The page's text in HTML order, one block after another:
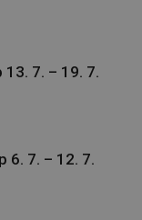
7. – 19. 7.
6. 7. – 12. 7.